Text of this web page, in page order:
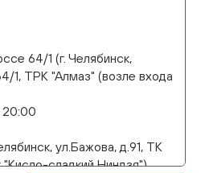
64/1 (г. Челябинск,
1, ТРК "Алмаз" (возле входа
20:00
ул.Бажова, д.91, ТК
сладкий Ниндзя")